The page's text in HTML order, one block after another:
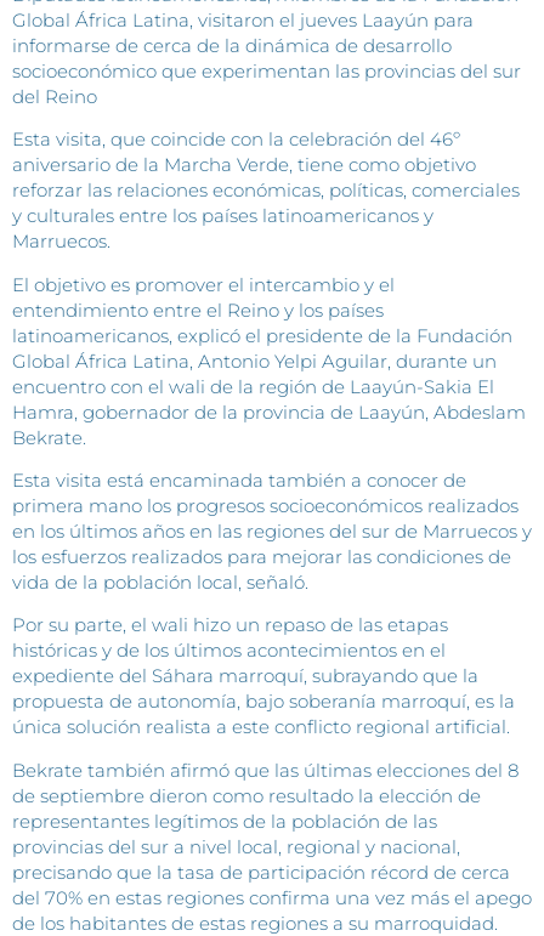
Global África Latina, visitaron el jueves Laayún para
informarse de cerca de la dinámica de desarrollo
socioeconómico que experimentan las provincias del sur
del Reino
Esta visita, que coincide con la celebración del 46º
aniversario de la Marcha Verde, tiene como objetivo
reforzar las relaciones económicas, políticas, comerciales
y culturales entre los países latinoamericanos y
Marruecos.
El objetivo es promover el intercambio y el
entendimiento entre el Reino y los países
latinoamericanos, explicó el presidente de la Fundación
Global África Latina, Antonio Yelpi Aguilar, durante un
encuentro con el wali de la región de Laayún-Sakia El
Hamra, gobernador de la provincia de Laayún, Abdeslam
Bekrate.
Esta visita está encaminada también a conocer de
primera mano los progresos socioeconómicos realizados
en los últimos años en las regiones del sur de Marruecos y
los esfuerzos realizados para mejorar las condiciones de
vida de la población local, señaló.
Por su parte, el wali hizo un repaso de las etapas
históricas y de los últimos acontecimientos en el
expediente del Sáhara marroquí, subrayando que la
propuesta de autonomía, bajo soberanía marroquí, es la
única solución realista a este conflicto regional artificial.
Bekrate también afirmó que las últimas elecciones del 8
de septiembre dieron como resultado la elección de
representantes legítimos de la población de las
provincias del sur a nivel local, regional y nacional,
precisando que la tasa de participación récord de cerca
del 70% en estas regiones confirma una vez más el apego
de los habitantes de estas regiones a su marroquidad.